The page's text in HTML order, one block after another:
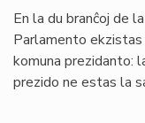
En la du branĉoj de
Parlamento ekzistas
komuna prezidanto:
prezido ne estas la